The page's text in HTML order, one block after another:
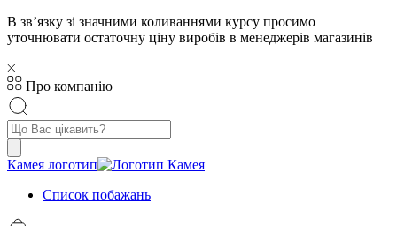
В звʼязку зі значними коливаннями курсу просимо
уточнювати остаточну ціну виробів в менеджерів магазинів
Про компанію
Пошук
товарів
Камея логотип
Список побажань